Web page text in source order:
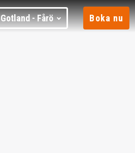
Gotland - Fårö Boka nu